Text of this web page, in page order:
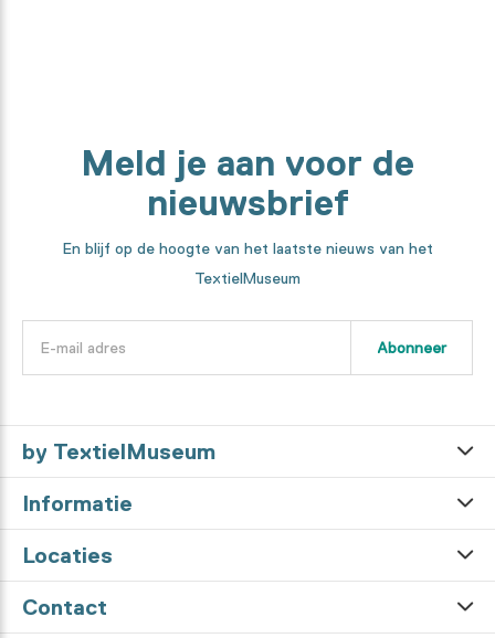
Meld je aan voor de
nieuwsbrief
En blijf op de hoogte van het laatste nieuws van het
TextielMuseum
Abonneer
by TextielMuseum
Informatie
Locaties
Contact